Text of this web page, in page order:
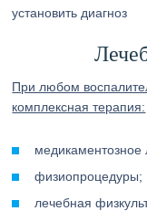
установить диагноз
При любом
комплексная терапия:
медикаментозное
физиопроцедуры;
лечебная